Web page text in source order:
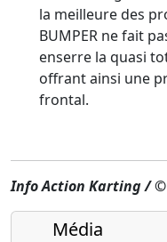
la meilleure des
BUMPER ne fait
enserre la quasi
offrant ainsi une
frontal.
Info Action Karting /
Média